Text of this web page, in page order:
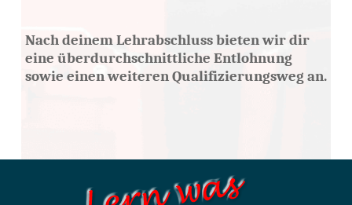
Nach deinem Lehrabschluss bieten wir dir
eine überdurchschnittliche Entlohnung
sowie einen weiteren Qualifizierungsweg an.